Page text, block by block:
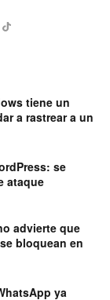
tiene un
a rastrear a un
se
ataque
advierte que
bloquean en
ya